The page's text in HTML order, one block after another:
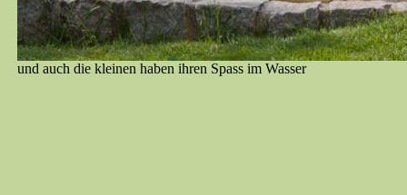
und auch die kleinen haben ihren Spass im Wasser